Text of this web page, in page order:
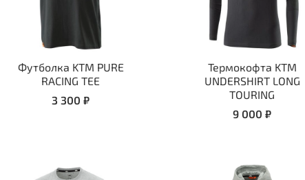
Футболка KTM PURE
RACING TEE
3 300 ₽
Термокофта KTM
UNDERSHIRT LONG
TOURING
9 000 ₽